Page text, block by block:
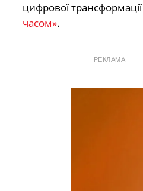
цифрової трансформації
часом».
РЕКЛАМА